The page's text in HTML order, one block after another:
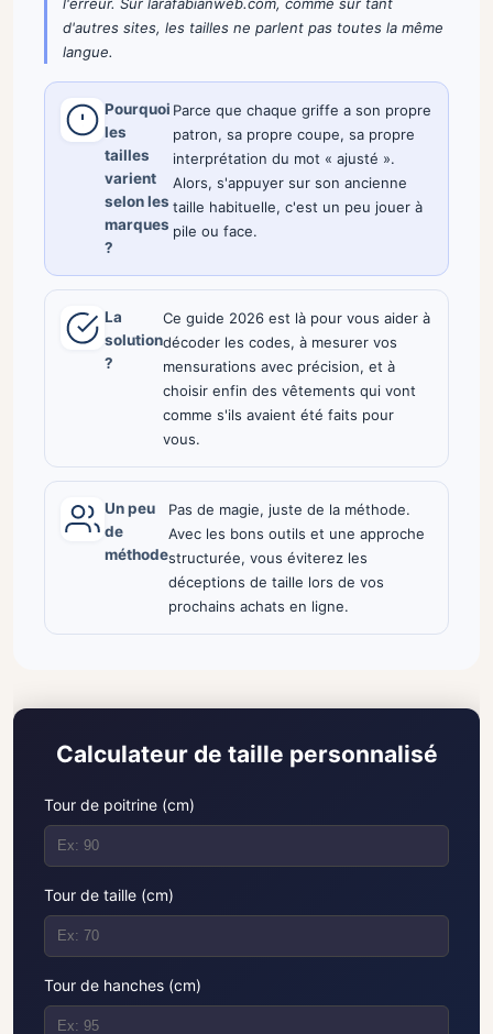
d'autres sites, les tailles ne parlent pas toutes la même
langue.
Pourquoi
les
tailles
varient
selon les
marques
?
Parce que chaque griffe a son propre
patron, sa propre coupe, sa propre
interprétation du mot « ajusté ».
Alors, s'appuyer sur son ancienne
taille habituelle, c'est un peu jouer à
pile ou face.
La
solution
?
Ce guide 2026 est là pour vous aider à
décoder les codes, à mesurer vos
mensurations avec précision, et à
choisir enfin des vêtements qui vont
comme s'ils avaient été faits pour
vous.
Un peu
de
méthode
Pas de magie, juste de la méthode.
Avec les bons outils et une approche
structurée, vous éviterez les
déceptions de taille lors de vos
prochains achats en ligne.
Calculateur de taille personnalisé
Tour de poitrine (cm)
Tour de taille (cm)
Tour de hanches (cm)